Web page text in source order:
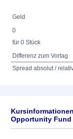
Geld
0
für 0 Stück
Differenz zum Vortag
Spread absolut /
Opportunity Fund